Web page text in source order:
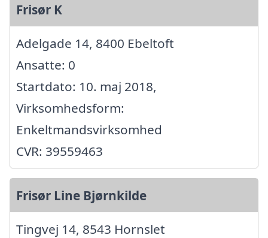
Frisør K
Adelgade 14, 8400 Ebeltoft
Ansatte: 0
Startdato: 10. maj 2018,
Virksomhedsform:
Enkeltmandsvirksomhed
CVR: 39559463
Frisør Line Bjørnkilde
Tingvej 14, 8543 Hornslet